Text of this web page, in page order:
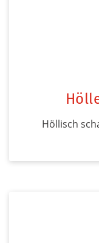
Höllisch